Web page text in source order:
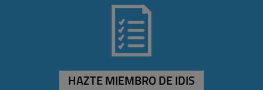
HAZTE MIEMBRO DE IDIS